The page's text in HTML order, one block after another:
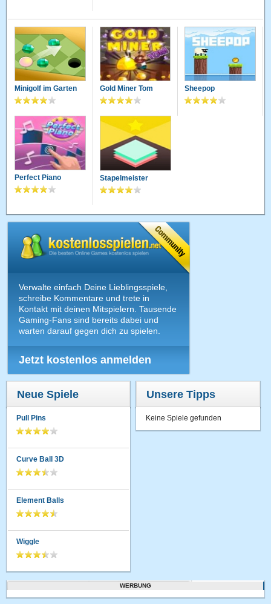
Minigolf im Garten Gold Miner Tom Sheepop
Perfect Piano Stapelmeister
Verwalte einfach Deine Lieblingsspiele,
schreibe Kommentare und trete in
Kontakt mit deinen Mitspielern. Tausende
Gaming-Fans sind bereits dabei und
warten darauf gegen dich zu spielen.
Jetzt kostenlos anmelden
Neue Spiele
Pull Pins
Curve Ball 3D
Element Balls
Wiggle
Unsere Tipps
Keine Spiele gefunden
WERBUNG